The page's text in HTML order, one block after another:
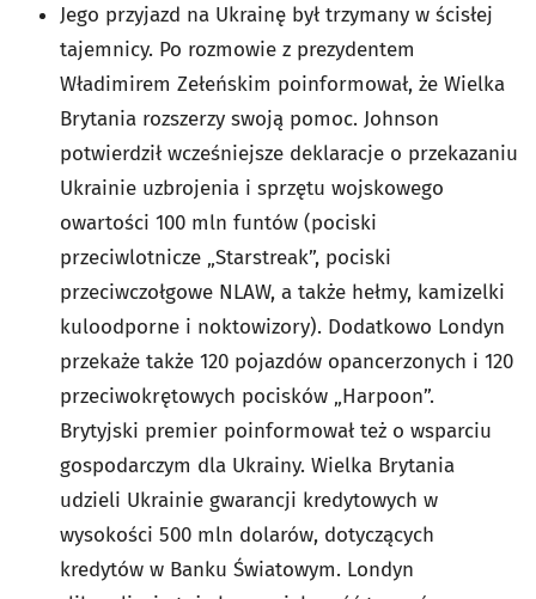
Jego przyjazd na Ukrainę był trzymany w ścisłej
tajemnicy. Po rozmowie z prezydentem
Władimirem Zełeńskim poinformował, że Wielka
Brytania rozszerzy swoją pomoc. Johnson
potwierdził wcześniejsze deklaracje o przekazaniu
Ukrainie uzbrojenia i sprzętu wojskowego
owartości 100 mln funtów (pociski
przeciwlotnicze „Starstreak”, pociski
przeciwczołgowe NLAW, a także hełmy, kamizelki
kuloodporne i noktowizory). Dodatkowo Londyn
przekaże także 120 pojazdów opancerzonych i 120
przeciwokrętowych pocisków „Harpoon”.
Brytyjski premier poinformował też o wsparciu
gospodarczym dla Ukrainy. Wielka Brytania
udzieli Ukrainie gwarancji kredytowych w
wysokości 500 mln dolarów, dotyczących
kredytów w Banku Światowym. Londyn